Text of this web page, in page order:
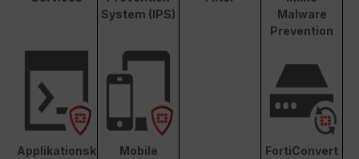
System (IPS)
Malware
Prevention
Applikationsk
Mobile
FortiConvert